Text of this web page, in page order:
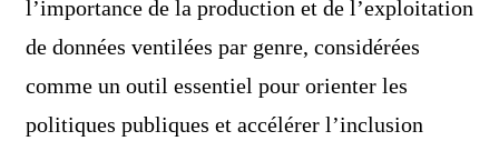
l’importance de la production et de l’exploitation
de données ventilées par genre, considérées
comme un outil essentiel pour orienter les
politiques publiques et accélérer l’inclusion